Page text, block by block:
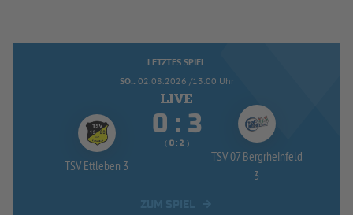
LETZTES SPIEL
SO.. 02.08.2026 /13:00 Uhr
TSV Ettleben 3
 : 
( :  )
TSV 07 Bergrheinfeld
3